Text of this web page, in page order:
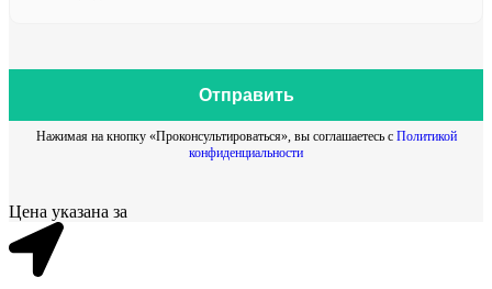
Отправить
Нажимая на кнопку «Проконсультироваться», вы соглашаетесь с Политикой
конфиденциальности
Цена указана за